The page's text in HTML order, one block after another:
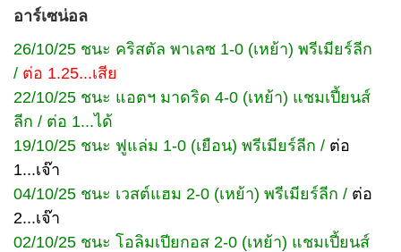
อาร์เซน่อล
26/10/25 ชนะ คริสตัล พาเลซ 1-0 (เหย้า) พรีเมียร์ลีก
/ ต่อ 1.25...เสีย
22/10/25 ชนะ แอตฯ มาดริด 4-0 (เหย้า) แชมเปี้ยนส์
ลีก / ต่อ 1...ได้
19/10/25 ชนะ ฟูแล่ม 1-0 (เยือน) พรีเมียร์ลีก / ต่อ
1...เจ๊า
04/10/25 ชนะ เวสต์แฮม 2-0 (เหย้า) พรีเมียร์ลีก / ต่อ
2...เจ๊า
02/10/25 ชนะ โอลิมเปียกอส 2-0 (เหย้า) แชมเปี้ยนส์